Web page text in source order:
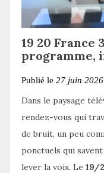
19 20 France
programme,
Publié le 27 juin 2026
Dans le paysage
rendez-vous qui
de bruit, un peu
ponctuels qui
lever la voix. Le 19/